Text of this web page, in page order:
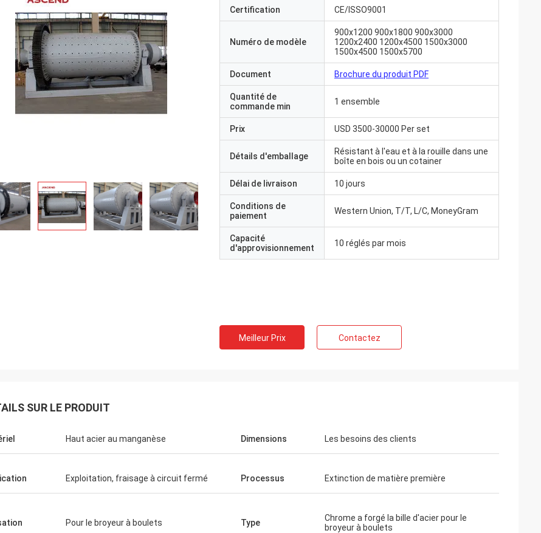
Mark Joe
Certification CE/ISSO9001
Numéro de modèle
900x1200 900x1800 900x3000
1200x2400 1200x4500 1500x3000
1500x4500 1500x5700
Document Brochure du produit PDF
Quantité de
commande min
1 ensemble
Prix USD 3500-30000 Per set
Détails d'emballage
Résistant à l'eau et à la rouille dans une
boîte en bois ou un cotainer
Délai de livraison 10 jours
Conditions de
paiement
Western Union, T/T, L/C, MoneyGram
Capacité
d'approvisionnement
10 réglés par mois
Meilleur Prix Contactez
SUR LE PRODUIT
Haut acier au manganèse Dimensions Les besoins des clients
Exploitation, fraisage à circuit fermé Processus Extinction de matière première
Pour le broyeur à boulets Type
Chrome a forgé la bille d'acier pour le
broyeur à boulets